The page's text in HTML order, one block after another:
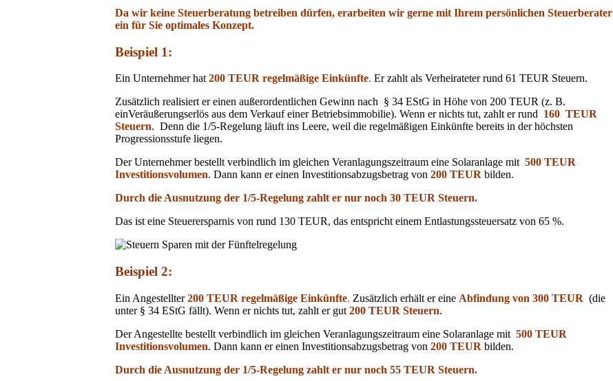
Da wir keine Steuerberatung betreiben dürfen, erarbeiten wir gerne mit Ihrem persönlichen Steuerberater
ein für Sie optimales Konzept.
Beispiel 1:
Ein Unternehmer hat 200 TEUR regelmäßige Einkünfte. Er zahlt als Verheirateter rund 61 TEUR Steuern.
Zusätzlich realisiert er einen außerordentlichen Gewinn nach § 34 EStG in Höhe von 200 TEUR (z. B.
einVeräußerungserlös aus dem Verkauf einer Betriebsimmobilie). Wenn er nichts tut, zahlt er rund 160 TEUR
Steuern. Denn die 1/5-Regelung läuft ins Leere, weil die regelmäßigen Einkünfte bereits in der höchsten
Progressionsstufe liegen.
Der Unternehmer bestellt verbindlich im gleichen Veranlagungszeitraum eine Solaranlage mit 500 TEUR
Investitionsvolumen. Dann kann er einen Investitionsabzugsbetrag von 200 TEUR bilden.
Durch die Ausnutzung der 1/5-Regelung zahlt er nur noch 30 TEUR Steuern.
Das ist eine Steuerersparnis von rund 130 TEUR, das entspricht einem Entlastungssteuersatz von 65 %.
Beispiel 2:
Ein Angestellter200 TEUR regelmäßige Einkünfte. Zusätzlich erhält er eine Abfindung von 300 TEUR (die
unter § 34 EStG fällt). Wenn er nichts tut, zahlt er gut 200 TEUR Steuern.
Der Angestellte bestellt verbindlich im gleichen Veranlagungszeitraum eine Solaranlage mit 500 TEUR
Investitionsvolumen. Dann kann er einen Investitionsabzugsbetrag von 200 TEUR bilden.
Durch die Ausnutzung der 1/5-Regelung zahlt er nur noch 55 TEUR Steuern.